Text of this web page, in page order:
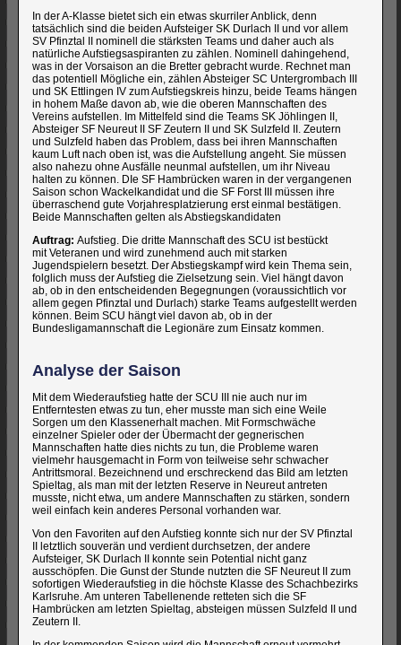
In der A-Klasse bietet sich ein etwas skurriler Anblick, denn
tatsächlich sind die beiden Aufsteiger SK Durlach II und vor allem
SV Pfinztal II nominell die stärksten Teams und daher auch als
natürliche Aufstiegsaspiranten zu zählen. Nominell dahingehend,
was in der Vorsaison an die Bretter gebracht wurde. Rechnet man
das potentiell Mögliche ein, zählen Absteiger SC Untergrombach III
und SK Ettlingen IV zum Aufstiegskreis hinzu, beide Teams hängen
in hohem Maße davon ab, wie die oberen Mannschaften des
Vereins aufstellen. Im Mittelfeld sind die Teams SK Jöhlingen II,
Absteiger SF Neureut II SF Zeutern II und SK Sulzfeld II. Zeutern
und Sulzfeld haben das Problem, dass bei ihren Mannschaften
kaum Luft nach oben ist, was die Aufstellung angeht. Sie müssen
also nahezu ohne Ausfälle neunmal aufstellen, um ihr Niveau
halten zu können. DIe SF Hambrücken waren in der vergangenen
Saison schon Wackelkandidat und die SF Forst III müssen ihre
überraschend gute Vorjahresplatzierung erst einmal bestätigen.
Beide Mannschaften gelten als Abstiegskandidaten
Auftrag: Aufstieg. Die dritte Mannschaft des SCU ist bestückt
mit Veteranen und wird zunehmend auch mit starken
Jugendspielern besetzt. Der Abstiegskampf wird kein Thema sein,
folglich muss der Aufstieg die Zielsetzung sein. Viel hängt davon
ab, ob in den entscheidenden Begegnungen (voraussichtlich vor
allem gegen Pfinztal und Durlach) starke Teams aufgestellt werden
können. Beim SCU hängt viel davon ab, ob in der
Bundesligamannschaft die Legionäre zum Einsatz kommen.
Analyse der Saison
Mit dem Wiederaufstieg hatte der SCU III nie auch nur im
Entferntesten etwas zu tun, eher musste man sich eine Weile
Sorgen um den Klassenerhalt machen. Mit Formschwäche
einzelner Spieler oder der Übermacht der gegnerischen
Mannschaften hatte dies nichts zu tun, die Probleme waren
vielmehr hausgemacht in Form von teilweise sehr schwacher
Antrittsmoral. Bezeichnend und erschreckend das Bild am letzten
Spieltag, als man mit der letzten Reserve in Neureut antreten
musste, nicht etwa, um andere Mannschaften zu stärken, sondern
weil einfach kein anderes Personal vorhanden war.
Von den Favoriten auf den Aufstieg konnte sich nur der SV Pfinztal
II letztlich souverän und verdient durchsetzen, der andere
Aufsteiger, SK Durlach II konnte sein Potential nicht ganz
ausschöpfen. Die Gunst der Stunde nutzten die SF Neureut II zum
sofortigen Wiederaufstieg in die höchste Klasse des Schachbezirks
Karlsruhe. Am unteren Tabellenende retteten sich die SF
Hambrücken am letzten Spieltag, absteigen müssen Sulzfeld II und
Zeutern II.